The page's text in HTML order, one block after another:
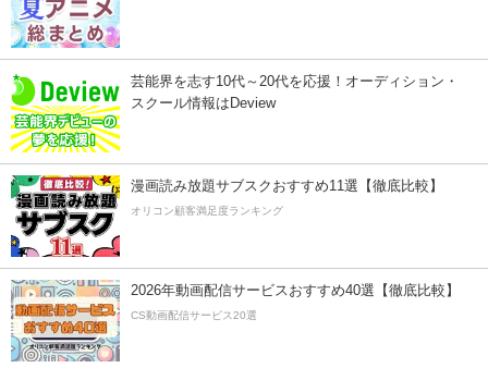
芸能界を志す10代～20代を応援！オーディション・
スクール情報はDeview
漫画読み放題サブスクおすすめ11選【徹底比較】
オリコン顧客満足度ランキング
2026年動画配信サービスおすすめ40選【徹底比較】
CS動画配信サービス20選